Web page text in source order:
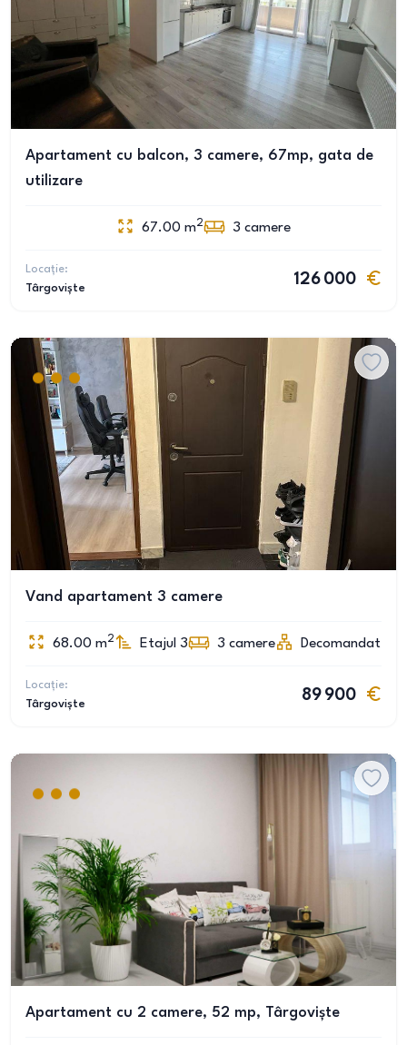
Apartament cu balcon, 3 camere, 67mp, gata de
utilizare
67.00 m2 3 camere
Locație:
Târgoviște
126 000
Vand apartament 3 camere
68.00 m2 Etajul 3 3 camere Decomandat
Locație:
Târgoviște
89 900
Apartament cu 2 camere, 52 mp, Târgoviște